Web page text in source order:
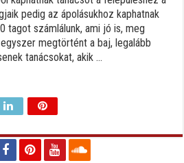
pedig az ápolásukhoz kaphatnak
tagot számlálunk, ami jó is, meg
megtörtént a baj, legalább
tanácsokat, akik ...